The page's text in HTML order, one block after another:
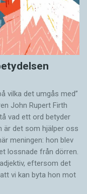
vilka det umgås med”
John Rupert Firth
vad ett ord betyder
är det som hjälper oss
meningen: hon blev
lossnade från dörren.
eftersom det
vi kan byta hon mot